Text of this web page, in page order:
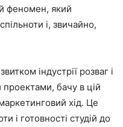
феномен, який
і, звичайно,
індустрії розваг і
бачу в цій
хід. Це
і готовності студій до